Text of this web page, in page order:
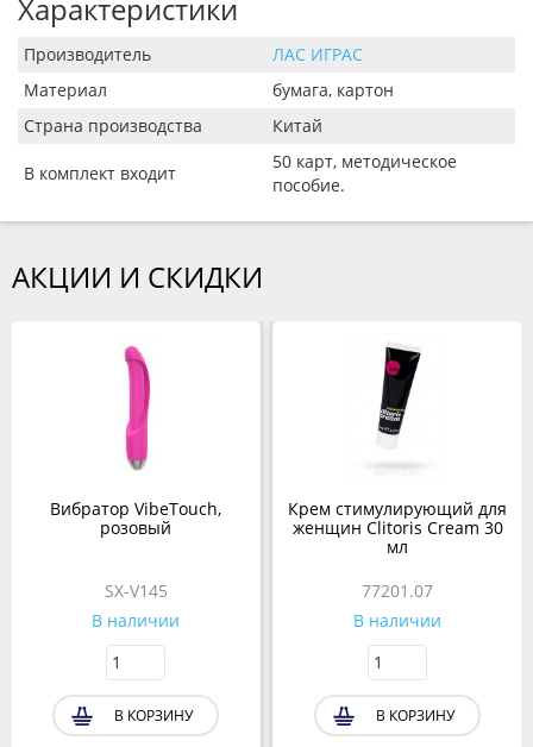
Характеристики
Производитель
ЛАС ИГРАС
Материал
бумага, картон
Страна производства
Китай
В комплект входит
50 карт, методическое
пособие.
АКЦИИ И СКИДКИ
Вибратор VibeTouch,
розовый
SX-V145
В наличии
В КОРЗИНУ
Крем стимулирующий для
женщин Clitoris Cream 30
мл
77201.07
В наличии
В КОРЗИНУ